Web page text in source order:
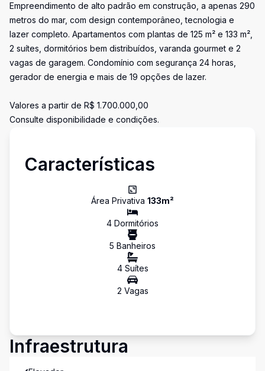
Empreendimento de alto padrão em construção, a apenas 290
metros do mar, com design contemporâneo, tecnologia e
lazer completo. Apartamentos com plantas de 125 m² e 133 m²,
2 suítes, dormitórios bem distribuídos, varanda gourmet e 2
vagas de garagem. Condomínio com segurança 24 horas,
gerador de energia e mais de 19 opções de lazer.
Valores a partir de R$ 1.700.000,00
Consulte disponibilidade e condições.
Características
Área Privativa 133m²
4 Dormitórios
5 Banheiros
4Suítes
2 Vagas
Infraestrutura